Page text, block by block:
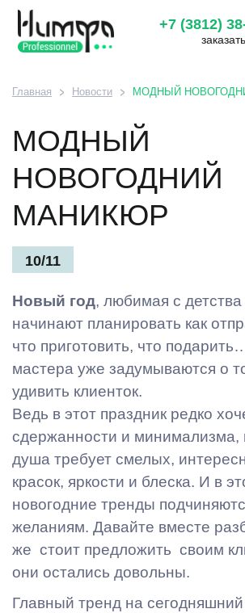
+7 (3812)
Главная Новости МОДНЫЙ
МОДНЫЙ
НОВОГОДНИЙ
МАНИКЮР
10/11
Новый год, любимая с
начинают планировать как
что приготовить, что
мастера уже задумываются о
удивить клиенток.
Ведь в этот праздник редко
сдержанности и минимализма,
душа требует смелых,
красок, яркости и блеска. И в
новогодние тренды
желаниям. Давайте вместе
же стоит предложить своим
они остались довольны.
Главный тренд на